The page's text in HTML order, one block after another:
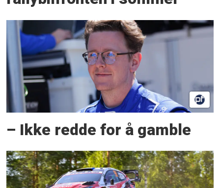
– Ikke redde for å gamble